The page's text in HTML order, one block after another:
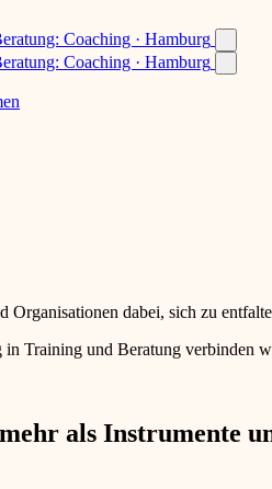
Organisationen dabei, sich zu
Training und Beratung verbinden
als Instrumente